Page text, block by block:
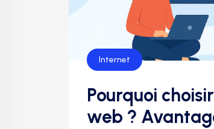
Internet
Pourquoi
web ?